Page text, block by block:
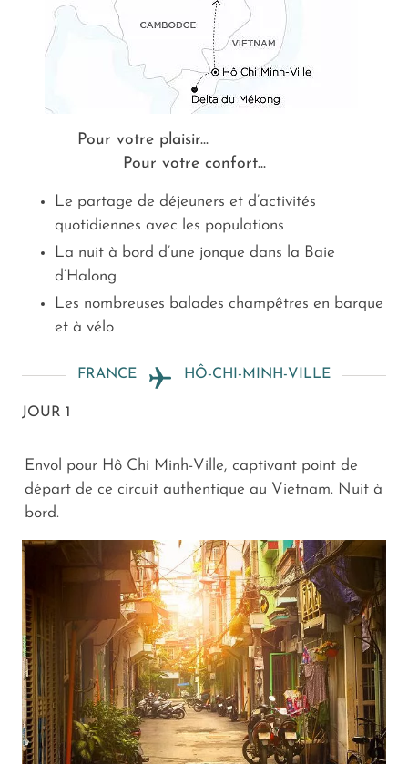
Pour votre plaisir...
Pour votre confort...
Le partage de déjeuners et d’activités
quotidiennes avec les populations
La nuit à bord d’une jonque dans la Baie
d’Halong
Les nombreuses balades champêtres en barque
et à vélo
FRANCE HÔ-CHI-MINH-VILLE
JOUR 1
Envol pour Hô Chi Minh-Ville, captivant point de
départ de ce circuit authentique au Vietnam. Nuit à
bord.